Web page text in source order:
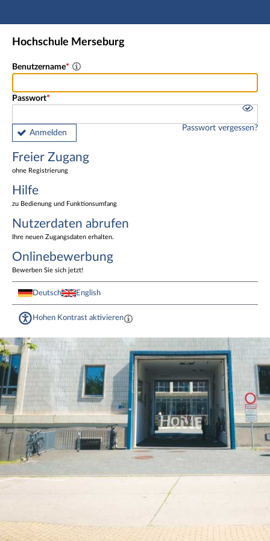
Hauptnavigation
Freier Zugang
Nutzerdaten abrufen
Fußzeile
Hochschule Merseburg
Benutzername
Passwort
Anmelden
Passwort vergessen?
Freier Zugang
ohne Registrierung
Hilfe
zu Bedienung und Funktionsumfang
Nutzerdaten abrufen
Ihre neuen Zugangsdaten erhalten.
Onlinebewerbung
Bewerben Sie sich jetzt!
Deutsch English
Hohen Kontrast aktivieren